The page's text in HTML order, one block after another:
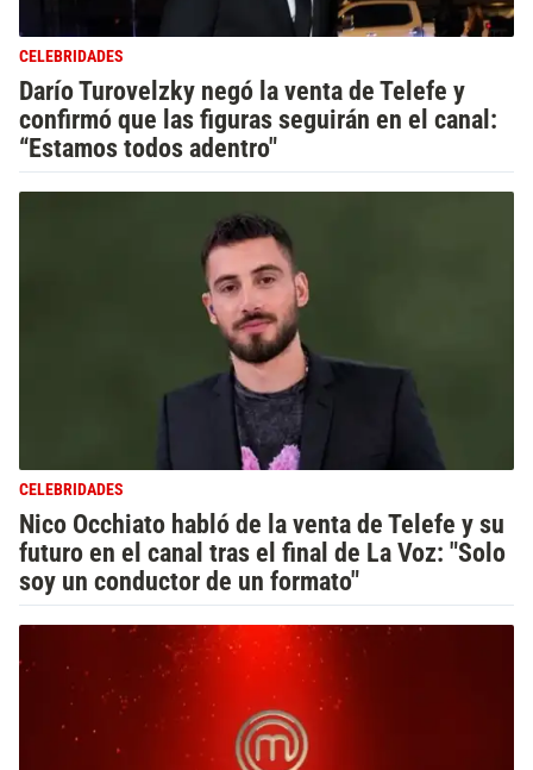
CELEBRIDADES
Darío Turovelzky negó la venta de Telefe y
confirmó que las figuras seguirán en el canal:
“Estamos todos adentro"
CELEBRIDADES
Nico Occhiato habló de la venta de Telefe y su
futuro en el canal tras el final de La Voz: "Solo
soy un conductor de un formato"